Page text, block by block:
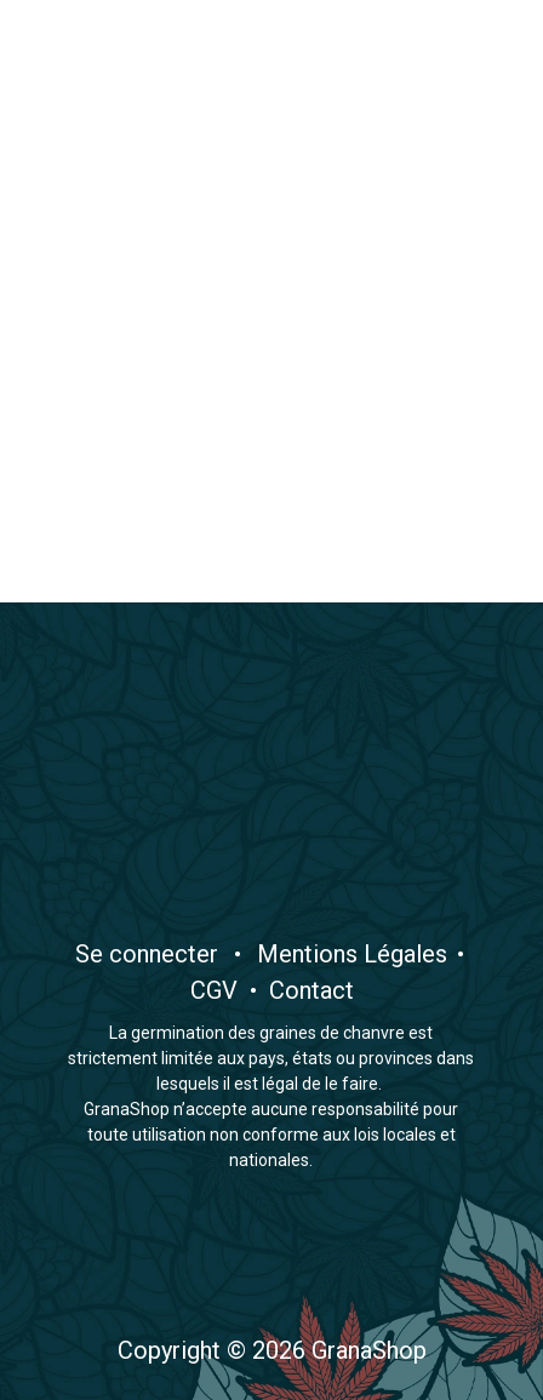
​Se connecter • ​Mentions Légales •
CGV• Contact
La germination des graines de chanvre est
strictement limitée aux pays, états ou provinces dans
lesquels il est légal de le faire.
GranaShop n’accepte aucune responsabilité pour
toute utilisation non conforme aux lois locales et
nationales.
Copyright © 2026 GranaShop​